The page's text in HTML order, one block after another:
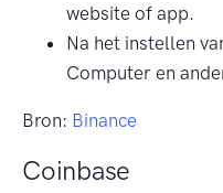
website of app.
Na het instellen
Computer en
Bron: Binance
Coinbase